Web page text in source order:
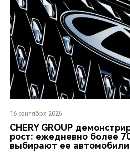
16 сентября 2025
CHERY GROUP
рост: ежедневно более
выбирают ее автомобили